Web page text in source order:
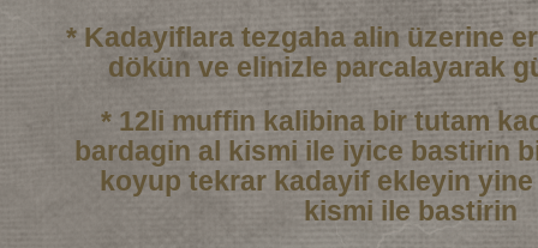
* Kadayiflara tezgaha alin üzerine
dökün ve elinizle parcalayarak
* 12li muffin kalibina bir tutam
bardagin al kismi ile iyice bastirin
koyup tekrar kadayif ekleyin
kismi ile bastirin